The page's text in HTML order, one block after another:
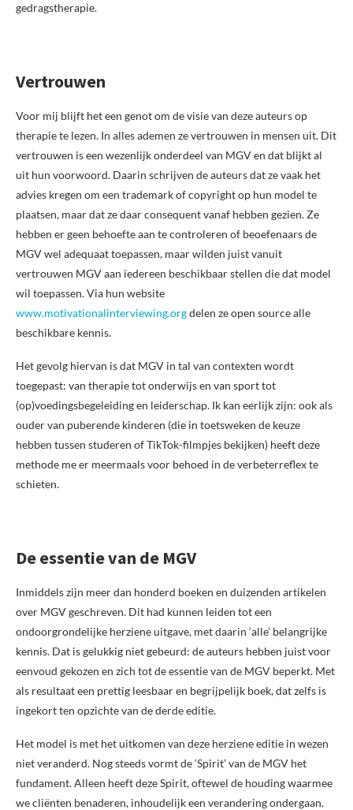
gedragstherapie.
Vertrouwen
Voor mij blijft het een genot om de visie van deze auteurs op
therapie te lezen. In alles ademen ze vertrouwen in mensen uit. Dit
vertrouwen is een wezenlijk onderdeel van MGV en dat blijkt al
uit hun voorwoord. Daarin schrijven de auteurs dat ze vaak het
advies kregen om een trademark of copyright op hun model te
plaatsen, maar dat ze daar consequent vanaf hebben gezien. Ze
hebben er geen behoefte aan te controleren of beoefenaars de
MGV wel adequaat toepassen, maar wilden juist vanuit
vertrouwen MGV aan iedereen beschikbaar stellen die dat model
wil toepassen. Via hun website
www.motivationalinterviewing.orgdelen ze open source alle
beschikbare kennis.
Het gevolg hiervan is dat MGV in tal van contexten wordt
toegepast: van therapie tot onderwijs en van sport tot
(op)voedingsbegeleiding en leiderschap. Ik kan eerlijk zijn: ook als
ouder van puberende kinderen (die in toetsweken de keuze
hebben tussen studeren of TikTok-filmpjes bekijken) heeft deze
methode me er meermaals voor behoed in de verbeterreflex te
schieten.
De essentie van de MGV
Inmiddels zijn meer dan honderd boeken en duizenden artikelen
over MGV geschreven. Dit had kunnen leiden tot een
ondoorgrondelijke herziene uitgave, met daarin ‘alle’ belangrijke
kennis. Dat is gelukkig niet gebeurd: de auteurs hebben juist voor
eenvoud gekozen en zich tot de essentie van de MGV beperkt. Met
als resultaat een prettig leesbaar en begrijpelijk boek, dat zelfs is
ingekort ten opzichte van de derde editie.
Het model is met het uitkomen van deze herziene editie in wezen
niet veranderd. Nog steeds vormt de ‘Spirit’ van de MGV het
fundament. Alleen heeft deze Spirit, oftewel de houding waarmee
we cliënten benaderen, inhoudelijk een verandering ondergaan.